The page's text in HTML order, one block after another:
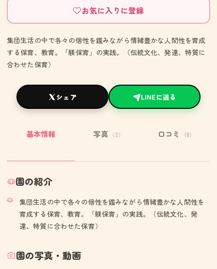
お気に入りに登録
集団生活の中で各々の個性を鑑みながら情緒豊かな人間性を育成
する保育、教育。「躾保育」の実践。（伝統文化、発達、特質に
合わせた保育）
シェア LINEに送る
基本情報 写真 （2） 口コミ （0）
園の紹介
集団生活の中で各々の個性を鑑みながら情緒豊かな人間性を
育成する保育、教育。「躾保育」の実践。（伝統文化、発
達、特質に合わせた保育）
園の写真・動画